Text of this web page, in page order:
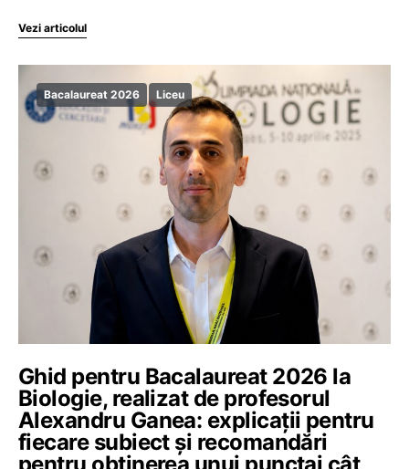
Vezi articolul
Bacalaureat 2026 Liceu
Ghid pentru Bacalaureat 2026 la
Biologie, realizat de profesorul
Alexandru Ganea: explicații pentru
fiecare subiect și recomandări